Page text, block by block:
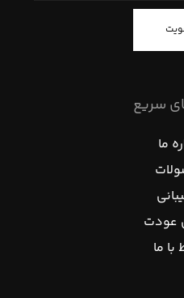
سریع
ما
عودت
با ما